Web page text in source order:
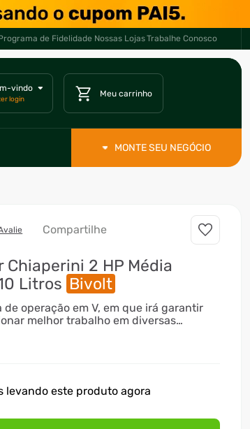
de Fidelidade Nossas LojasTrabalhe Conosco
MONTE SEU NEGÓCIO
Compartilhe
Chiaperini 2 HP Média
Litros Bivolt
de operação em V, em que irá garantir
melhor trabalho em diversas
levando este produto agora